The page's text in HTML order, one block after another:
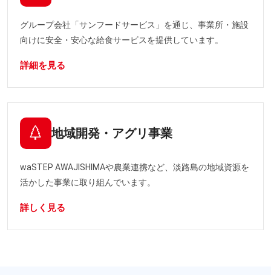
グループ会社「サンフードサービス」を通じ、事業所・施設
向けに安全・安心な給食サービスを提供しています。
詳細を見る
地域開発・アグリ事業
waSTEP AWAJISHIMAや農業連携など、淡路島の地域資源を
活かした事業に取り組んでいます。
詳しく見る